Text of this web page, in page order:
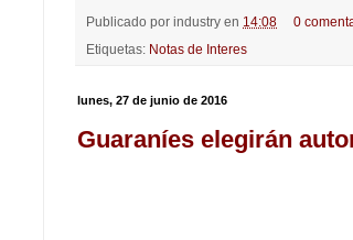
Publicado por industry en 14:08
0
Etiquetas: Notas de Interes
lunes, 27 de junio de 2016
Guaraníes elegirán